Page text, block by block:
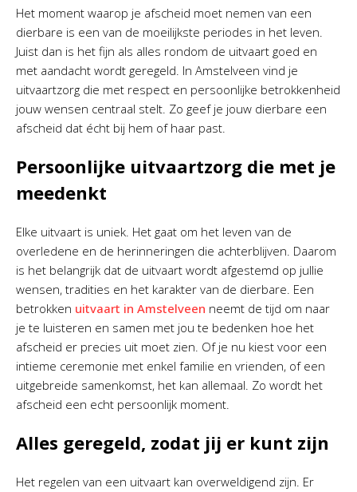
Het moment waarop je afscheid moet nemen van een
dierbare is een van de moeilijkste periodes in het leven.
Juist dan is het fijn als alles rondom de uitvaart goed en
met aandacht wordt geregeld. In Amstelveen vind je
uitvaartzorg die met respect en persoonlijke betrokkenheid
jouw wensen centraal stelt. Zo geef je jouw dierbare een
afscheid dat écht bij hem of haar past.
Persoonlijke uitvaartzorg die met je
meedenkt
Elke uitvaart is uniek. Het gaat om het leven van de
overledene en de herinneringen die achterblijven. Daarom
is het belangrijk dat de uitvaart wordt afgestemd op jullie
wensen, tradities en het karakter van de dierbare. Een
betrokken uitvaart in Amstelveen neemt de tijd om naar
je te luisteren en samen met jou te bedenken hoe het
afscheid er precies uit moet zien. Of je nu kiest voor een
intieme ceremonie met enkel familie en vrienden, of een
uitgebreide samenkomst, het kan allemaal. Zo wordt het
afscheid een echt persoonlijk moment.
Alles geregeld, zodat jij er kunt zijn
Het regelen van een uitvaart kan overweldigend zijn. Er